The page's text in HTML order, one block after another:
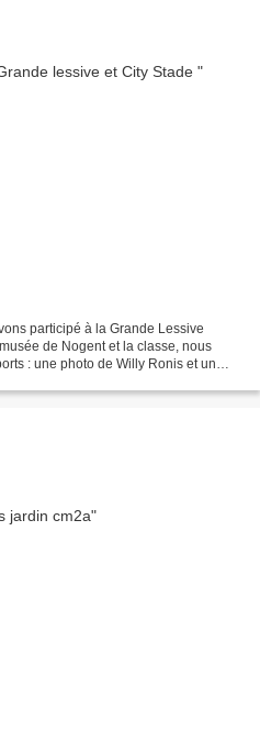
participé à la Grande Lessive
de Nogent et la classe, nous
: une photo de Willy Ronis et un